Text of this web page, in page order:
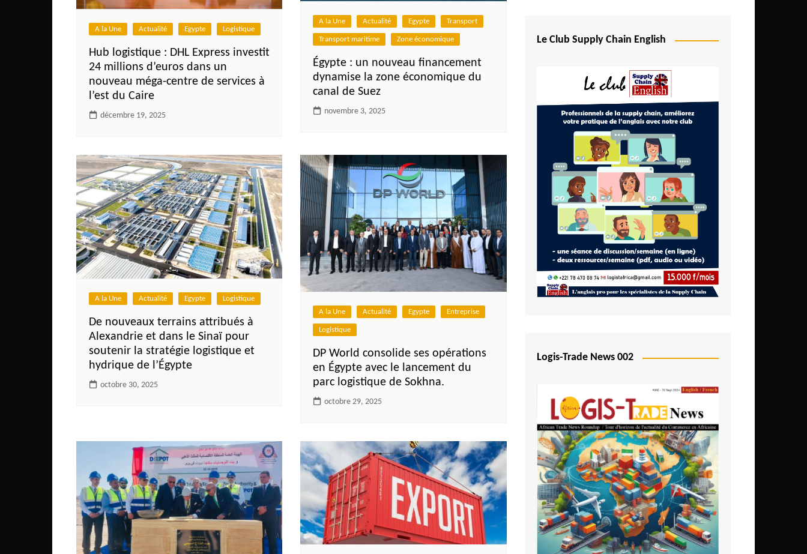
Côte d’Ivoire
Djibouti
Egypte
Ethiopie
Guinée Bissau
Ile Maurice
Kenya
Lesotho Fr
Liberia
Mali
Malawi Fr
Mauritanie
Mozambique
Rwanda
Tchad
Togo
Tunisie
République Démocratique du
Congo
A la Une Actualité Egypte Logistique
Hub logistique : DHL Express investit
24 millions d’euros dans un
nouveau méga-centre de services à
l’est du Caire
décembre 19, 2025
A la Une Actualité Egypte Transport
Transport maritime Zone économique
Égypte : un nouveau financement
dynamise la zone économique du
canal de Suez
novembre 3, 2025
A la Une Actualité Egypte Logistique
De nouveaux terrains attribués à
Alexandrie et dans le Sinaï pour
soutenir la stratégie logistique et
hydrique de l’Égypte
octobre 30, 2025
A la Une Actualité Egypte Entreprise
Logistique
DP World consolide ses opérations
en Égypte avec le lancement du
parc logistique de Sokhna.
octobre 29, 2025
Le Club Supply Chain English
Logis-Trade News 002